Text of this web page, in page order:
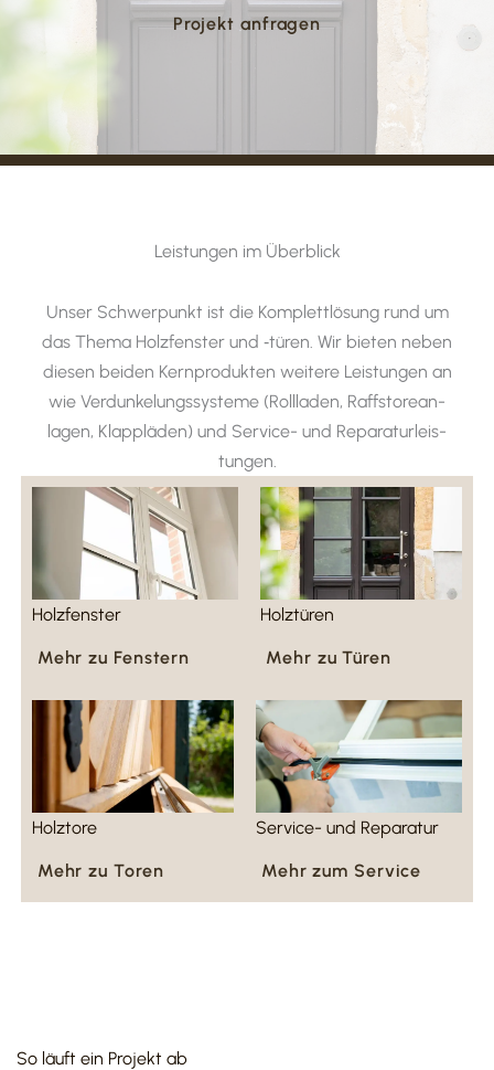
Projekt anfragen
Leis­tungen im Über­blick
Unser Schwer­punkt ist die Komplett­lö­sung rund um
das Thema Holz­fenster und ‑türen. Wir bieten neben
diesen beiden Kern­pro­dukten weitere Leis­tungen an
wie Verdun­ke­lungs­sys­teme (Roll­laden, Raffs­to­re­an­
lagen, Klapp­läden) und Service- und Repa­ra­tur­leis­
tungen.
Holz­fenster
Mehr zu Fens­tern
Holz­türen
Mehr zu Türen
Holz­tore
Mehr zu Toren
Service- und Reparatur
Mehr zum Service
So läuft ein Projekt ab